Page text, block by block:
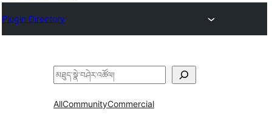
Plugin Directory
བཤེར་
AllCommunityCommercial